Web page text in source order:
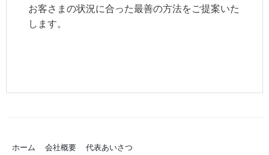
お客さまの状況に合った最善の方法をご提案いた
します。
ホーム 会社概要
代表あいさつ